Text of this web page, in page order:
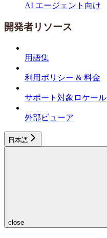
AI エージェント向け
開発者リソース
用語集
利用ポリシー & 料金
サポート対象ロケール
外部ビューア
日本語
close